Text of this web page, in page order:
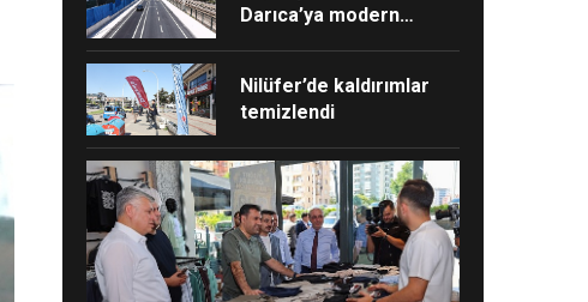
Darıca’ya modern
Nilüfer’de kaldırımlar
temizlendi